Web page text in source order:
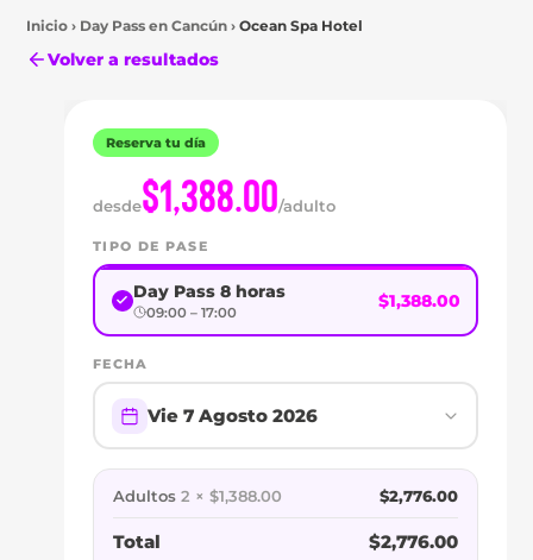
Inicio › Day Pass en Cancún › Ocean Spa Hotel
Volver a resultados
Cancún
DAY
PASS
OCEAN
Reserva tu día
desde$1,388.00/adulto
TIPO DE PASE
Day Pass 8 horas
09:00 – 17:00
$1,388.00
FECHA
Vie 7 Agosto 2026
Adultos 2 × $1,388.00 $2,776.00
Total $2,776.00